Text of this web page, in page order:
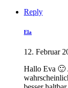
Reply
Ela
12. Februar
Hallo Eva 🙂